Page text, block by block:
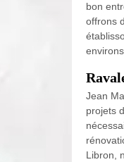
bon
offrons
environs.
Jean
projets
Libron,